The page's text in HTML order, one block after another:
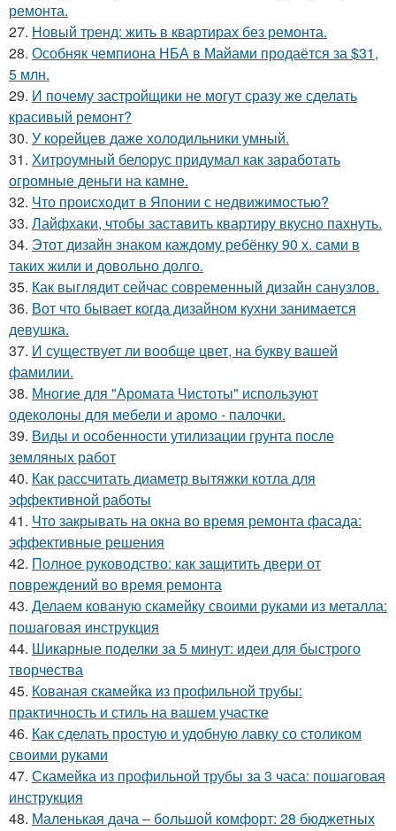
ремонта.
27. Новый тренд: жить в квартирах без ремонта.
28. Особняк чемпиона НБА в Майами продаётся за $31,
5 млн.
29. И почему застройщики не могут сразу же сделать
красивый ремонт?
30. У корейцев даже холодильники умный.
31. Хитроумный белорус придумал как заработать
огромные деньги на камне.
32. Что происходит в Японии с недвижимостью?
33. Лайфхаки, чтобы заставить квартиру вкусно пахнуть.
34. Этот дизайн знаком каждому ребёнку 90 х. сами в
таких жили и довольно долго.
35. Как выглядит сейчас современный дизайн санузлов.
36. Вот что бывает когда дизайном кухни занимается
девушка.
37. И существует ли вообще цвет, на букву вашей
фамилии.
38. Многие для "Аромата Чистоты" используют
одеколоны для мебели и аромо - палочки.
39. Виды и особенности утилизации грунта после
земляных работ
40. Как рассчитать диаметр вытяжки котла для
эффективной работы
41. Что закрывать на окна во время ремонта фасада:
эффективные решения
42. Полное руководство: как защитить двери от
повреждений во время ремонта
43. Делаем кованую скамейку своими руками из металла:
пошаговая инструкция
44. Шикарные поделки за 5 минут: идеи для быстрого
творчества
45. Кованая скамейка из профильной трубы:
практичность и стиль на вашем участке
46. Как сделать простую и удобную лавку со столиком
своими руками
47. Скамейка из профильной трубы за 3 часа: пошаговая
инструкция
48. Маленькая дача – большой комфорт: 28 бюджетных